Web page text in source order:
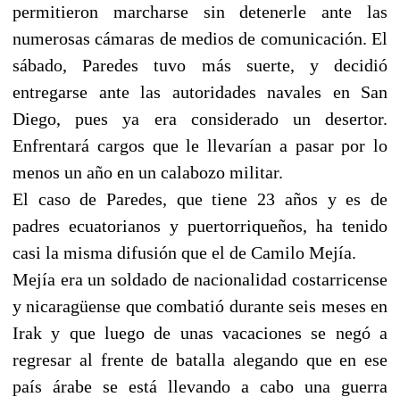
permitieron marcharse sin detenerle ante las
numerosas cámaras de medios de comunicación. El
sábado, Paredes tuvo más suerte, y decidió
entregarse ante las autoridades navales en San
Diego, pues ya era considerado un desertor.
Enfrentará cargos que le llevarían a pasar por lo
menos un año en un calabozo militar.
El caso de Paredes, que tiene 23 años y es de
padres ecuatorianos y puertorriqueños, ha tenido
casi la misma difusión que el de Camilo Mejía.
Mejía era un soldado de nacionalidad costarricense
y nicaragüense que combatió durante seis meses en
Irak y que luego de unas vacaciones se negó a
regresar al frente de batalla alegando que en ese
país árabe se está llevando a cabo una guerra